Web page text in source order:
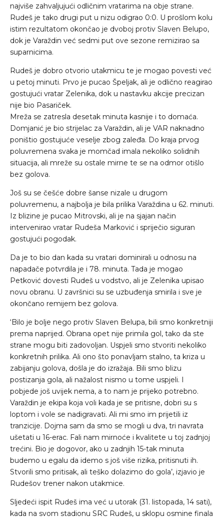
najviše zahvaljujući odličnim vratarima na obje strane.
Rudeš je tako drugi put u nizu odigrao 0:0. U prošlom kolu
istim rezultatom okončao je dvoboj protiv Slaven Belupo,
dok je Varaždin već sedmi put ove sezone remizirao sa
suparnicima.
Rudeš je dobro otvorio utakmicu te je mogao povesti već
u petoj minuti. Prvo je pucao Špeljak, ali je odlično reagirao
gostujući vratar Zelenika, dok u nastavku akcije precizan
nije bio Pasariček.
Mreža se zatresla desetak minuta kasnije i to domaća.
Domjanić je bio strijelac za Varaždin, ali je VAR naknadno
poništio gostujuće veselje zbog zaleđa. Do kraja prvog
poluvremena svaka je momčad imala nekoliko solidnih
situacija, ali mreže su ostale mirne te se na odmor otišlo
bez golova.
Još su se češće dobre šanse nizale u drugom
poluvremenu, a najbolja je bila prilika Varaždina u 62. minuti.
Iz blizine je pucao Mitrovski, ali je na sjajan način
intervenirao vratar Rudeša Marković i spriječio siguran
gostujući pogodak.
Da je to bio dan kada su vratari dominirali u odnosu na
napadače potvrdila je i 78. minuta. Tada je mogao
Petković dovesti Rudeš u vodstvo, ali je Zelenika upisao
novu obranu. U završnici su se uzbuđenja smirila i sve je
okončano remijem bez golova.
‘Bilo je bolje nego protiv Slaven Belupa, bili smo konkretniji
prema naprijed. Obrana opet nije primila gol, tako da ste
strane mogu biti zadovoljan. Uspjeli smo stvoriti nekoliko
konkretnih prilika. Ali ono što ponavljam stalno, ta kriza u
zabijanju golova, došla je do izražaja. Bili smo blizu
postizanja gola, ali nažalost nismo u tome uspjeli. I
pobjede još uvijek nema, a to nam je prijeko potrebno.
Varaždin je ekipa koja voli kada je se pritisne, dobri su s
loptom i vole se nadigravati. Ali mi smo im prijetili iz
tranzicije. Dojma sam da smo se mogli u dva, tri navrata
ušetati u 16-erac. Fali nam mirnoće i kvalitete u toj zadnjoj
trećini. Bio je dogovor, ako u zadnjih 15-tak minuta
budemo u egalu da idemo s još više rizika, pritisnuti ih.
Stvorili smo pritisak, ali teško dolazimo do gola’, izjavio je
Rudešov trener nakon utakmice.
Sljedeći ispit Rudeš ima već u utorak (31. listopada, 14 sati),
kada na svom stadionu SRC Rudeš, u sklopu osmine finala